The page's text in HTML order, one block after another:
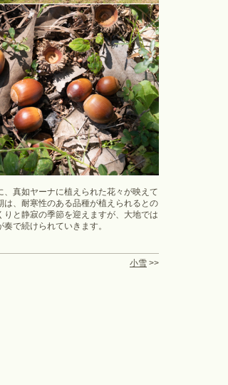
、真如ヤーナに植えられた花々が映えて
は、耐寒性のある品種が植えられるとの
りと静寂の季節を迎えますが、大地では
で続けられていきます。
小雪 >>